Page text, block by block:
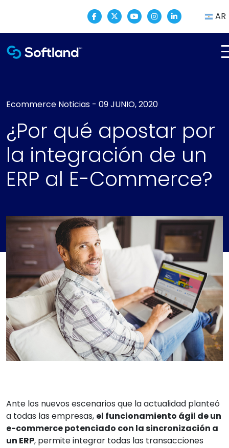
AR
Ecommerce Noticias - 09 JUNIO, 2020
¿Por qué apostar por
la integración de un
ERP al E-Commerce?
Ante los nuevos escenarios que la actualidad planteó
a todas las empresas, el funcionamiento ágil de un
e-commerce potenciado con la sincronización a
un ERP, permite integrar todas las transacciones